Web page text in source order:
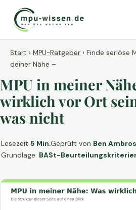
Start › MPU-Ratgeber › Finde seriöse
deiner Nähe –
MPU in meiner
wirklich vor Ort
was nicht
Lesezeit 5 Min.Geprüft von Ben
Grundlage: BASt-